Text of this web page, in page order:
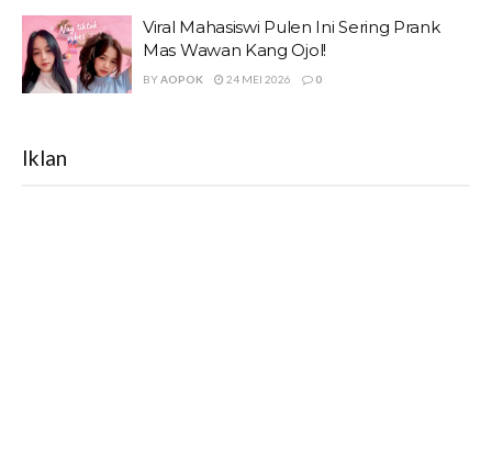
Viral Mahasiswi Pulen Ini Sering Prank
Mas Wawan Kang Ojol!
BYAOPOK 24 MEI 2026 0
Iklan